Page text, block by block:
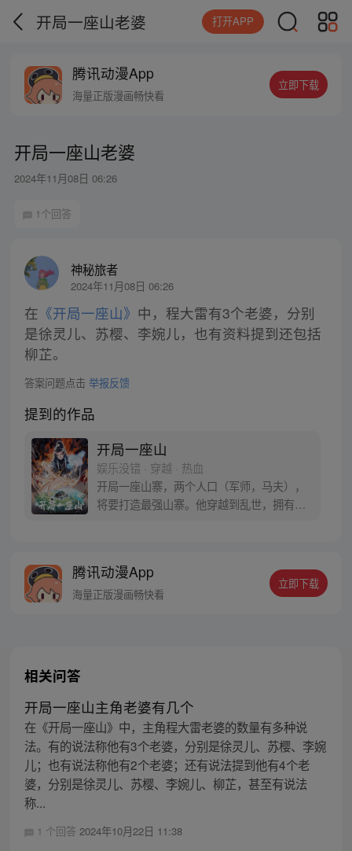
开局一座山老婆 打开APP
腾讯动漫App
海量正版漫画畅快看
立即下载
开局一座山老婆
2024年11月08日 06:26
1个回答
神秘旅者
2024年11月08日 06:26
在 《开局一座山》 中，程大雷有3个老婆，分别
是徐灵儿、苏樱、李婉儿，也有资料提到还包括
柳芷。
答案问题点击 举报反馈
提到的作品
开局一座山
娱乐没错 · 穿越 · 热血
开局一座山寨，两个人口（军师，马夫），
将要打造最强山寨。他穿越到乱世，拥有一
名震古今，问一声：王侯将相，宁有种乎！
腾讯动漫App
海量正版漫画畅快看
立即下载
相关问答
开局一座山主角老婆有几个
在《开局一座山》中，主角程大雷老婆的数量有多种说
法。有的说法称他有3个老婆，分别是徐灵儿、苏樱、李婉
儿；也有说法称他有2个老婆；还有说法提到他有4个老
婆，分别是徐灵儿、苏樱、李婉儿、柳芷，甚至有说法
称...
1 个回答 2024年10月22日 11:38